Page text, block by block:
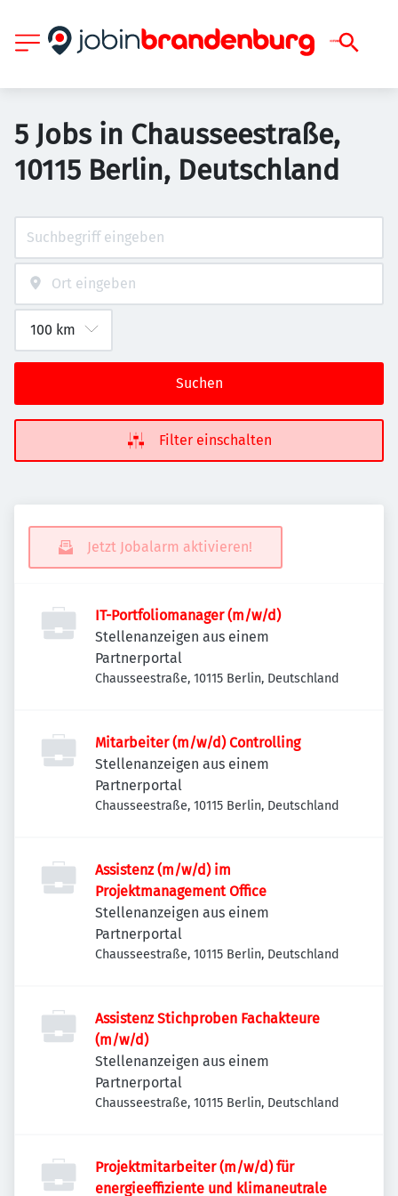
5 Jobs in Chausseestraße,
10115 Berlin, Deutschland
Suchen
Filter einschalten
Jetzt Jobalarm aktivieren!
IT-Portfoliomanager (m/w/d)
Stellenanzeigen aus einem
Partnerportal
Chausseestraße, 10115 Berlin, Deutschland
Mitarbeiter (m/w/d) Controlling
Stellenanzeigen aus einem
Partnerportal
Chausseestraße, 10115 Berlin, Deutschland
Assistenz (m/w/d) im
Projektmanagement Office
Stellenanzeigen aus einem
Partnerportal
Chausseestraße, 10115 Berlin, Deutschland
Assistenz Stichproben Fachakteure
(m/w/d)
Stellenanzeigen aus einem
Partnerportal
Chausseestraße, 10115 Berlin, Deutschland
Projektmitarbeiter (m/w/d) für
energieeffiziente und klimaneutrale